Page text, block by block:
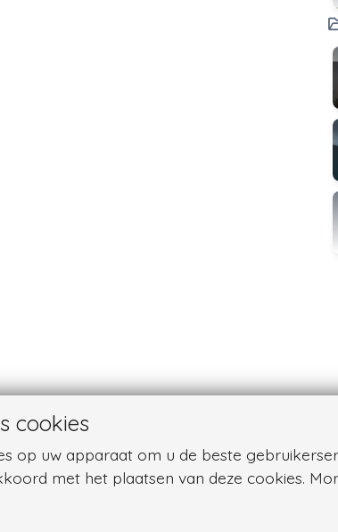
cookies
op uw apparaat om u de beste
met het plaatsen van deze cookies.